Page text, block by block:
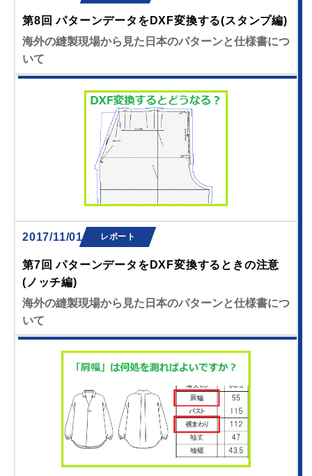
第8回 パターンデータをDXF変換する(スタンプ編)
海外の縫製現場から見た日本のパターンと仕様書につ
いて
2017/11/01 レポート
第7回 パターンデータをDXF変換するときの注意
(ノッチ編)
海外の縫製現場から見た日本のパターンと仕様書につ
いて